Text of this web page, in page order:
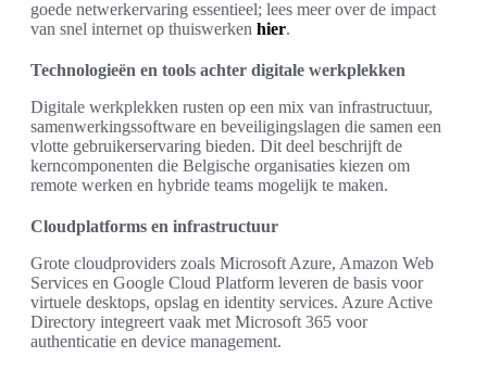
goede netwerkervaring essentieel; lees meer over de impact
van snel internet op thuiswerken hier.
Technologieën en tools achter digitale werkplekken
Digitale werkplekken rusten op een mix van infrastructuur,
samenwerkingssoftware en beveiligingslagen die samen een
vlotte gebruikerservaring bieden. Dit deel beschrijft de
kerncomponenten die Belgische organisaties kiezen om
remote werken en hybride teams mogelijk te maken.
Cloudplatforms en infrastructuur
Grote cloudproviders zoals Microsoft Azure, Amazon Web
Services en Google Cloud Platform leveren de basis voor
virtuele desktops, opslag en identity services. Azure Active
Directory integreert vaak met Microsoft 365 voor
authenticatie en device management.